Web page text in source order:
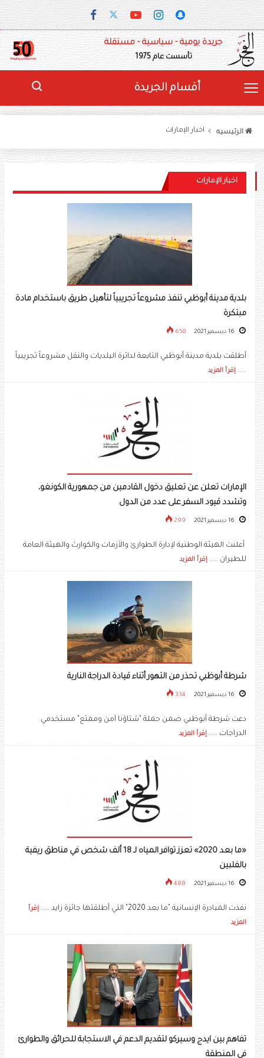
جريدة يومية - سياسية - مستقلة
تأسست عام 1975
أقسام الجريدة
الرئيسيه اخبار الإمارات
اخبار الإمارات
بلدية مدينة أبوظبي تنفذ مشروعاً تجريبياً لتأهيل طريق باستخدام مادة
مبتكرة
650
أطلقت بلدية مدينة أبوظبي التابعة لدائرة البلديات والنقل مشروعاً تجريبياً
..... إقرأ المزيد
الإمارات تعلن عن تعليق دخول القادمين من جمهورية الكونغو،
وتشدد قيود السفر على عدد من الدول
299
أعلنت الهيئة الوطنية لإدارة الطوارئ والأزمات والكوارث والهيئة العامة
للطيران ..... إقرأ المزيد
شرطة أبوظبي تحذر من التهور أثناء قيادة الدراجة النارية
334
دعت شرطة أبوظبي ضمن حملة "شتاؤنا آمن وممتع" مستخدمي
الدراجات ..... إقرأ المزيد
«ما بعد 2020» تعزز توافر المياه لـ 18 ألف شخص في مناطق ريفية
بالفلبين
488
نفذت المبادرة الإنسانية "ما بعد 2020" التي أطلقتها جائزة زايد .....
إقرأ
المزيد
تفاهم بين ايدج وسيركو لتقديم الدعم في الاستجابة للحرائق والطوارئ
في المنطقة